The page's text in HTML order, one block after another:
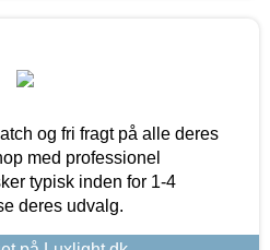
og fri fragt på alle deres
med professionel
typisk inden for 1-4
deres udvalg.